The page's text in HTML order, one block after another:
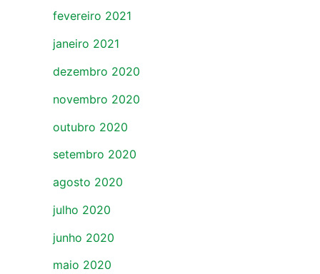
fevereiro 2021
janeiro 2021
dezembro 2020
novembro 2020
outubro 2020
setembro 2020
agosto 2020
julho 2020
junho 2020
maio 2020